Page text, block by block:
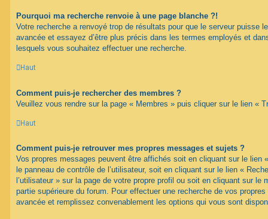
Pourquoi ma recherche renvoie à une page blanche ?!
Votre recherche a renvoyé trop de résultats pour que le serveur puisse
avancée et essayez d’être plus précis dans les termes employés et
lesquels vous souhaitez effectuer une recherche.
Haut
Comment puis-je rechercher des membres ?
Veuillez vous rendre sur la page « Membres » puis cliquer sur le lien «
Haut
Comment puis-je retrouver mes propres messages et sujets ?
Vos propres messages peuvent être affichés soit en cliquant sur le lien
le panneau de contrôle de l’utilisateur, soit en cliquant sur le lien «
l’utilisateur » sur la page de votre propre profil ou soit en cliquant sur le
partie supérieure du forum. Pour effectuer une recherche de vos
avancée et remplissez convenablement les options qui vous sont